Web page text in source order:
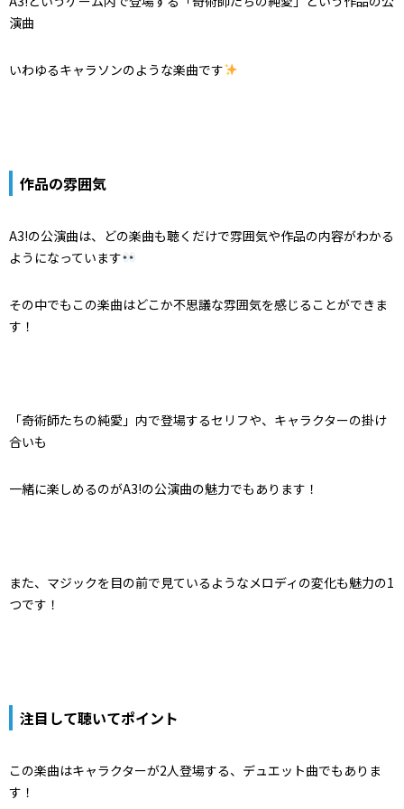
演曲
いわゆるキャラソンのような楽曲です
作品の雰囲気
A3!の公演曲は、どの楽曲も聴くだけで雰囲気や作品の内容がわかる
ようになっています
その中でもこの楽曲はどこか不思議な雰囲気を感じることができま
す！
「奇術師たちの純愛」内で登場するセリフや、キャラクターの掛け
合いも
一緒に楽しめるのがA3!の公演曲の魅力でもあります！
また、マジックを目の前で見ているようなメロディの変化も魅力の1
つです！
注目して聴いてポイント
この楽曲はキャラクターが2人登場する、デュエット曲でもありま
す！